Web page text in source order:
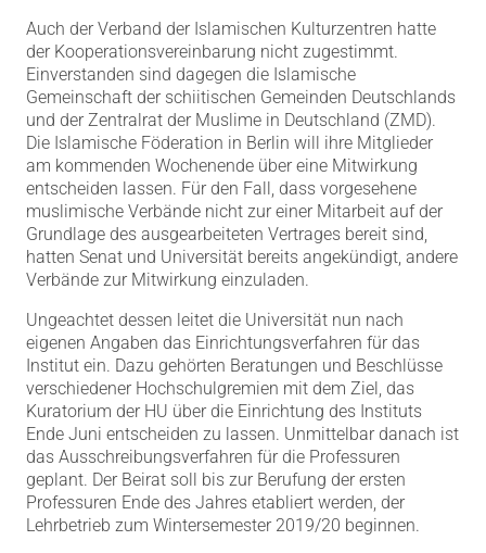
Auch der Verband der Islamischen Kulturzentren hatte
der Kooperationsvereinbarung nicht zugestimmt.
Einverstanden sind dagegen die Islamische
Gemeinschaft der schiitischen Gemeinden Deutschlands
und der Zentralrat der Muslime in Deutschland (ZMD).
Die Islamische Föderation in Berlin will ihre Mitglieder
am kommenden Wochenende über eine Mitwirkung
entscheiden lassen. Für den Fall, dass vorgesehene
muslimische Verbände nicht zur einer Mitarbeit auf der
Grundlage des ausgearbeiteten Vertrages bereit sind,
hatten Senat und Universität bereits angekündigt, andere
Verbände zur Mitwirkung einzuladen.
Ungeachtet dessen leitet die Universität nun nach
eigenen Angaben das Einrichtungsverfahren für das
Institut ein. Dazu gehörten Beratungen und Beschlüsse
verschiedener Hochschulgremien mit dem Ziel, das
Kuratorium der HU über die Einrichtung des Instituts
Ende Juni entscheiden zu lassen. Unmittelbar danach ist
das Ausschreibungsverfahren für die Professuren
geplant. Der Beirat soll bis zur Berufung der ersten
Professuren Ende des Jahres etabliert werden, der
Lehrbetrieb zum Wintersemester 2019/20 beginnen.